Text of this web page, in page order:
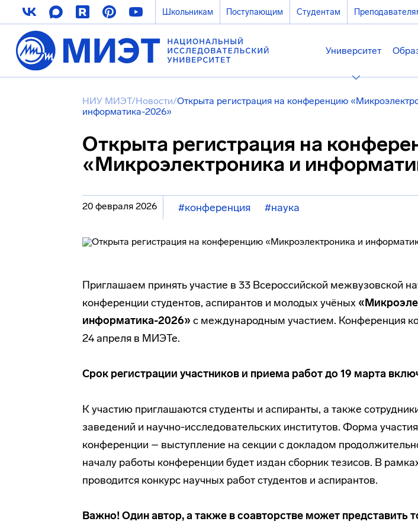
Школьникам Поступающим Студентам
Университет
НИУ МИЭТ/Новости/Открыта регистрация на конференцию
информатика-2026»
Открыта регистрация на
«Микроэлектроника и
20 февраля 2026 #конференция #наука
Приглашаем принять участие в 33 Всероссийской межвузовской
конференции студентов, аспирантов и молодых учёных «Микро
информатика-2026» с международным участием. Конференция
24 апреля в МИЭТе.
Срок регистрации участников и приема работ до 19 марта
К участию приглашаются студенты и аспиранты, а также
заведений и научно-исследовательских институтов. Форма
конференции – выступление на секции с докладом
началу работы конференции будет издан сборник тезисов. В
проводится конкурс научных работ студентов и аспирантов.
Важно! Один автор, а также в соавторстве может представить